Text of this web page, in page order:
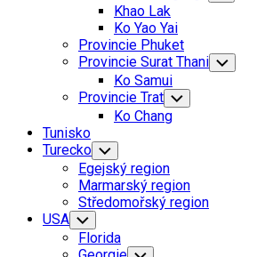
Child
Khao Lak
Ko Yao Yai
Provincie Phuket
Provincie Surat Thani Toggle
Child
Ko Samui
Provincie Trat Toggle
Child
Menu
Ko Chang
Tunisko
Turecko Toggle
Child
Menu
Egejský region
Marmarský region
Středomořský region
USA Toggle
Child
Menu
Florida